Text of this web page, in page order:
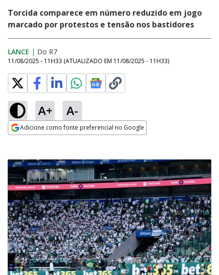
Torcida comparece em número reduzido em jogo
marcado por protestos e tensão nos bastidores
LANCE | Do R7
11/08/2025 - 11H33 (ATUALIZADO EM 11/08/2025 - 11H33)
A+ A-
Adicione como fonte preferencial no Google